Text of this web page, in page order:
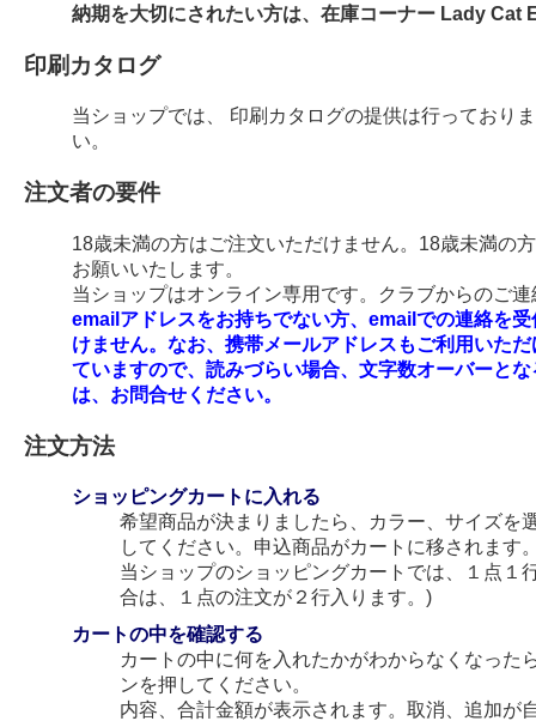
納期を大切にされたい方は、在庫コーナー Lady Cat
印刷カタログ
当ショップでは、 印刷カタログの提供は行っており
い。
注文者の要件
18歳未満の方はご注文いただけません。18歳未満の
お願いいたします。
当ショップはオンライン専用です。クラブからのご
emailアドレスをお持ちでない方、emailでの連絡を
けません。なお、携帯メールアドレスもご利用いた
ていますので、読みづらい場合、文字数オーバーと
は、お問合せください。
注文方法
ショッピングカートに入れる
希望商品が決まりましたら、カラー、サイズを
してください。申込商品がカートに移されます
当ショップのショッピングカートでは、１点１
合は、１点の注文が２行入ります。)
カートの中を確認する
カートの中に何を入れたかがわからなくなった
ンを押してください。
内容、合計金額が表示されます。取消、追加が